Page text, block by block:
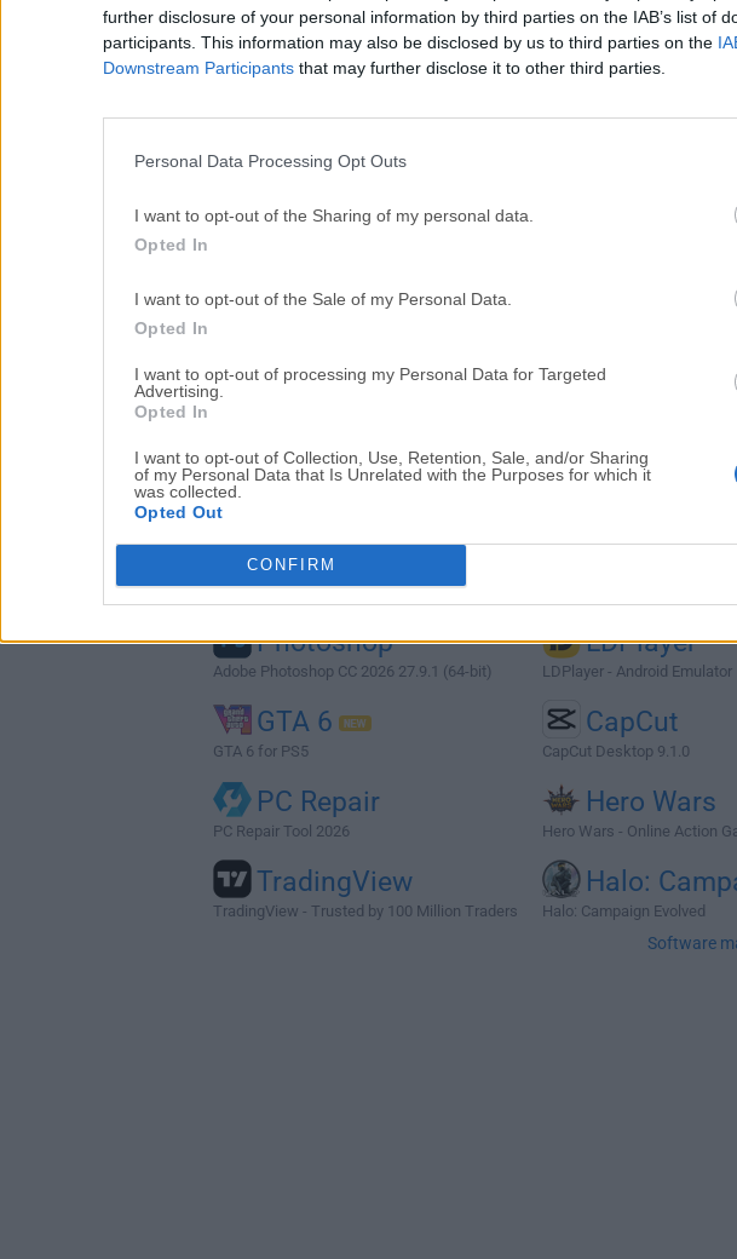
further disclosure of your personal information by third parties on the IAB’s list of
participants. This information may also be disclosed by us to third parties on the
Downstream Participants that may further disclose it to other third parties.
Personal Data Processing Opt Outs
I want to opt-out of the Sharing of my personal data.
Opted In
I want to opt-out of the Sale of my Personal Data.
Opted In
I want to opt-out of processing my Personal Data for Targeted
Advertising.
Opted In
I want to opt-out of Collection, Use, Retention, Sale, and/or Sharing
of my Personal Data that Is Unrelated with the Purposes for which it
was collected.
Opted Out
CONFIRM
Top Descargas
Opera
Opera 134.0 Build 5954.46 (64-bit)
Photoshop
Adobe Photoshop CC 2026 27.9.1 (64-bit)
LDPlayer
LDPlayer - Android Emulator
GTA 6
GTA 6 for PS5
CapCut
CapCut Desktop 9.1.0
PC Repair
PC Repair Tool 2026
Hero Wars
Hero Wars - Online Action
TradingView
TradingView - Trusted by 100 Million Traders
Halo:
Halo: Campaign Evolved
Software